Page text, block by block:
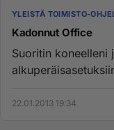
YLEISTÄ TOIMISTO-
Kadonnut Office
Suoritin koneelleni
22.01.2013 19:34